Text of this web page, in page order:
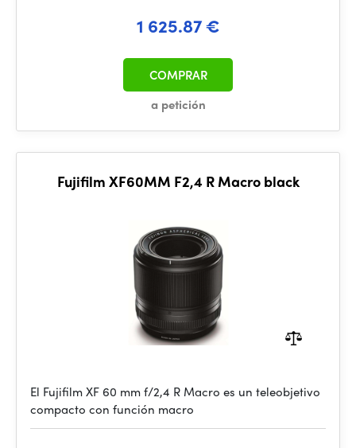
1 625.87 €
a petición
COMPRAR
Fujifilm XF60MM F2,4 R Macro black
El Fujifilm XF 60 mm f/2,4 R Macro es un teleobjetivo
compacto con función macro